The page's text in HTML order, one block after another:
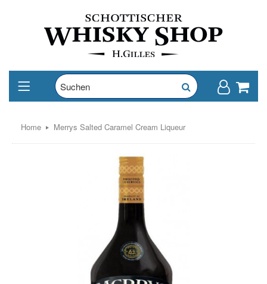
Home Merrys Salted Caramel Cream Liqueur